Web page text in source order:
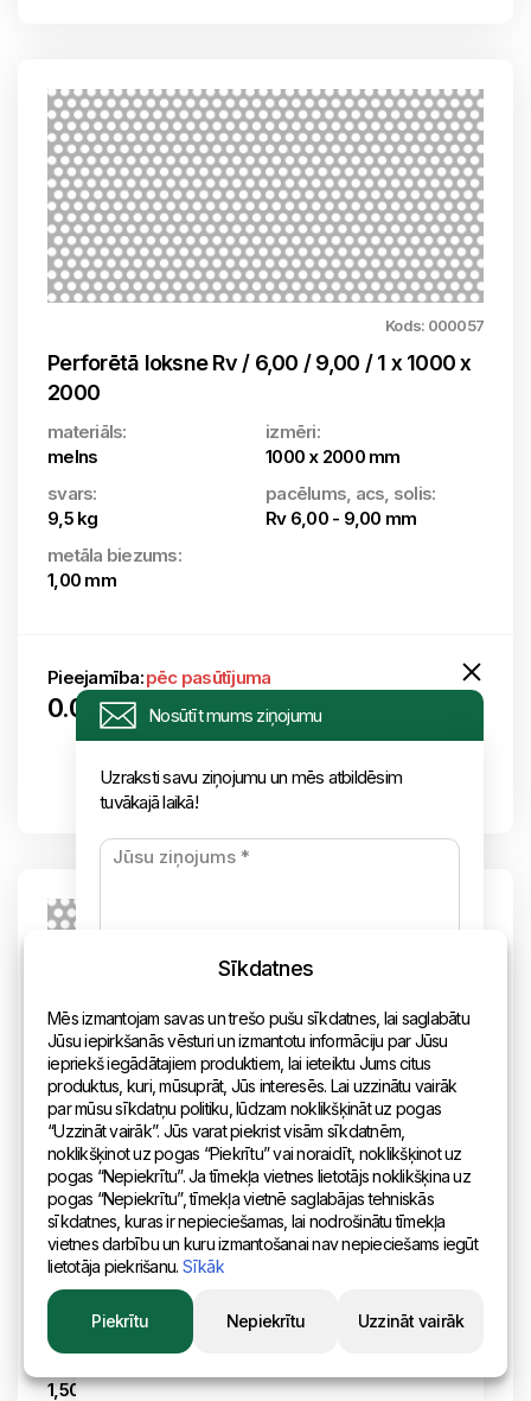
Kods: 000057
Perforētā loksne Rv / 6,00 / 9,00 / 1 x 1000 x
2000
materiāls:
melns
izmēri:
1000 x 2000 mm
svars:
9,5 kg
pacēlums, acs, solis:
Rv 6,00 - 9,00 mm
metāla biezums:
1,00 mm
Pieejamība:pēc pasūtījuma
0.00 € (ar PVN) / gab.
Kods: 000056
Perforētā loksne Rv / 6,00 / 9,00 / 1,5 x 1000
x 2000
materiāls:
melns
izmēri:
svars:
Rv 6,00 - 9,00 mm
1,50 mm
Nosūtīt mums ziņojumu
Uzraksti savu ziņojumu un mēs atbildēsim
tuvākajā laikā!
Sīkdatnes
Mēs izmantojam savas un trešo pušu sīkdatnes, lai saglabātu
Jūsu iepirkšanās vēsturi un izmantotu informāciju par Jūsu
iepriekš iegādātajiem produktiem, lai ieteiktu Jums citus
produktus, kuri, mūsuprāt, Jūs interesēs. Lai uzzinātu vairāk
par mūsu sīkdatņu politiku, lūdzam noklikšķināt uz pogas
“Uzzināt vairāk”. Jūs varat piekrist visām sīkdatnēm,
noklikšķinot uz pogas “Piekrītu” vai noraidīt, noklikšķinot uz
pogas “Nepiekrītu”. Ja tīmekļa vietnes lietotājs noklikšķina uz
pogas “Nepiekrītu”, tīmekļa vietnē saglabājas tehniskās
sīkdatnes, kuras ir nepieciešamas, lai nodrošinātu tīmekļa
vietnes darbību un kuru izmantošanai nav nepieciešams iegūt
lietotāja piekrišanu. Sīkāk
Piekrītu Nepiekrītu Uzzināt vairāk